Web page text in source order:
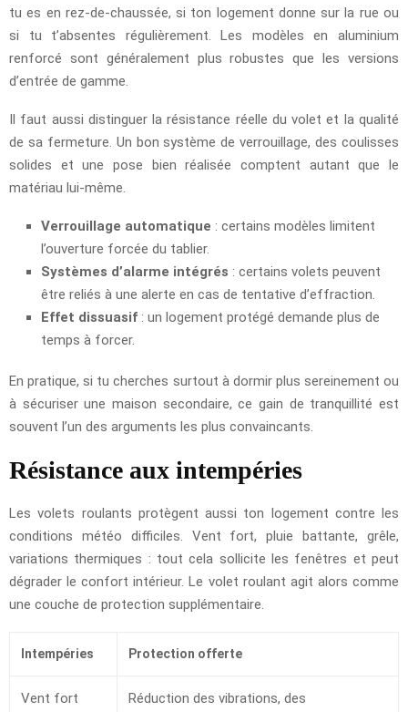
tu es en rez-de-chaussée, si ton logement donne sur la rue ou
si tu t’absentes régulièrement. Les modèles en aluminium
renforcé sont généralement plus robustes que les versions
d’entrée de gamme.
Il faut aussi distinguer la résistance réelle du volet et la qualité
de sa fermeture. Un bon système de verrouillage, des coulisses
solides et une pose bien réalisée comptent autant que le
matériau lui-même.
Verrouillage automatique : certains modèles limitent
l’ouverture forcée du tablier.
Systèmes d’alarme intégrés : certains volets peuvent
être reliés à une alerte en cas de tentative d’effraction.
Effet dissuasif : un logement protégé demande plus de
temps à forcer.
En pratique, si tu cherches surtout à dormir plus sereinement ou
à sécuriser une maison secondaire, ce gain de tranquillité est
souvent l’un des arguments les plus convaincants.
Résistance aux intempéries
Les volets roulants protègent aussi ton logement contre les
conditions météo difficiles. Vent fort, pluie battante, grêle,
variations thermiques : tout cela sollicite les fenêtres et peut
dégrader le confort intérieur. Le volet roulant agit alors comme
une couche de protection supplémentaire.
Intempéries Protection offerte
Vent fort
Réduction des vibrations, des